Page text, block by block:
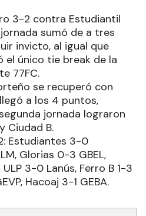
3-2 contra Estudiantil
sumó de a tres
invicto, al igual que
el único tie break de la
77FC.
se recuperó con
a los 4 puntos,
jornada lograron
Ciudad B.
Estudiantes 3-0
Glorias 0-3 GBEL,
3-0 Lanús, Ferro B 1-3
Hacoaj 3-1 GEBA.